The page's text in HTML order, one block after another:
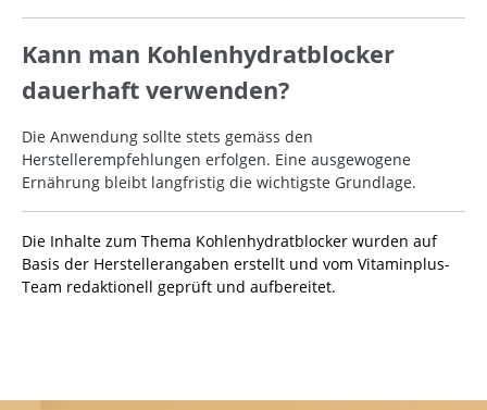
Kann man Kohlenhydratblocker
dauerhaft verwenden?
Die Anwendung sollte stets gemäss den
Herstellerempfehlungen erfolgen. Eine ausgewogene
Ernährung bleibt langfristig die wichtigste Grundlage.
Die Inhalte zum Thema Kohlenhydratblocker wurden auf
Basis der Herstellerangaben erstellt und vom Vitaminplus-
Team redaktionell geprüft und aufbereitet.